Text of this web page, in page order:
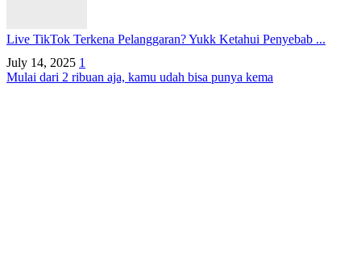
Live TikTok Terkena Pelanggaran? Yukk Ketahui Penyebab ...
July 14, 2025 1
Mulai dari 2 ribuan aja, kamu udah bisa punya kema